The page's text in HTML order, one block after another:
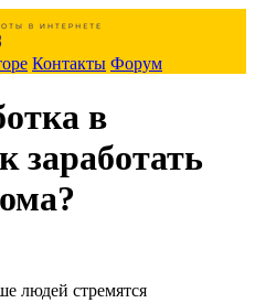
Контакты Форум
в
заработать
людей стремятся